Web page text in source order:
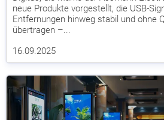
neue Produkte vorgestellt, die USB-
Entfernungen hinweg stabil und ohne
übertragen –...
16.09.2025